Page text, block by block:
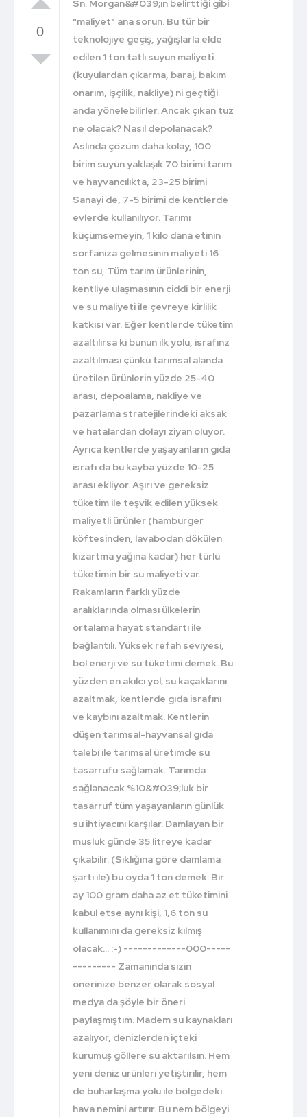
0
Sn. Morgan&#039;ın belirttiği gibi
"maliyet" ana sorun. Bu tür bir
teknolojiye geçiş, yağışlarla elde
edilen 1 ton tatlı suyun maliyeti
(kuyulardan çıkarma, baraj, bakım
onarım, işçilik, nakliye) ni geçtiği
anda yönelebilirler. Ancak çıkan tuz
ne olacak? Nasıl depolanacak?
Aslında çözüm daha kolay, 100
birim suyun yaklaşık 70 birimi tarım
ve hayvancılıkta, 23-25 birimi
Sanayi de, 7-5 birimi de kentlerde
evlerde kullanılıyor. Tarımı
küçümsemeyin, 1 kilo dana etinin
sorfanıza gelmesinin maliyeti 16
ton su, Tüm tarım ürünlerinin,
kentliye ulaşmasının ciddi bir enerji
ve su maliyeti ile çevreye kirlilik
katkısı var. Eğer kentlerde tüketim
azaltılırsa ki bunun ilk yolu, israfınz
azaltılması çünkü tarımsal alanda
üretilen ürünlerin yüzde 25-40
arası, depoalama, nakliye ve
pazarlama stratejilerindeki aksak
ve hatalardan dolayı ziyan oluyor.
Ayrıca kentlerde yaşayanların gıda
israfı da bu kayba yüzde 10-25
arası ekliyor. Aşırı ve gereksiz
tüketim ile teşvik edilen yüksek
maliyetli ürünler (hamburger
köftesinden, lavabodan dökülen
kızartma yağına kadar) her türlü
tüketimin bir su maliyeti var.
Rakamların farklı yüzde
aralıklarında olması ülkelerin
ortalama hayat standartı ile
bağlantılı. Yüksek refah seviyesi,
bol enerji ve su tüketimi demek. Bu
yüzden en akılcı yol; su kaçaklarını
azaltmak, kentlerde gıda israfını
ve kaybını azaltmak. Kentlerin
düşen tarımsal-hayvansal gıda
talebi ile tarımsal üretimde su
tasarrufu sağlamak. Tarımda
sağlanacak %10&#039;luk bir
tasarruf tüm yaşayanların günlük
su ihtiyacını karşılar. Damlayan bir
musluk günde 35 litreye kadar
çıkabilir. (Sıklığına göre damlama
şartı ile) bu oyda 1 ton demek. Bir
ay 100 gram daha az et tüketimini
kabul etse aynı kişi, 1,6 ton su
kullanımını da gereksiz kılmış
olacak... :-) -------------000-----
--------- Zamanında sizin
önerinize benzer olarak sosyal
medya da şöyle bir öneri
paylaşmıştım. Madem su kaynakları
azalıyor, denizlerden içteki
kurumuş göllere su aktarılsın. Hem
yeni deniz ürünleri yetiştirilir, hem
de buharlaşma yolu ile bölgedeki
hava nemini artırır. Bu nem bölgeyi